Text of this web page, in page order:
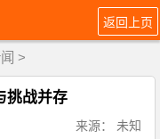
返回上页
>
挑战并存
来源： 未知